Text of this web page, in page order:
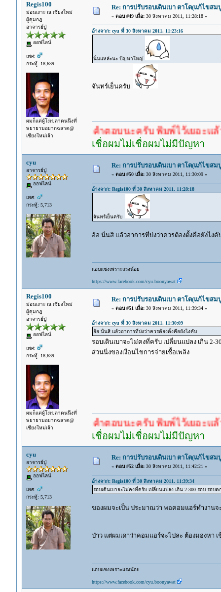
Regis100
ม่อนเงาะ ณ เชียงใหม่
ผู้คุมกฎ
อาจารย์ปู่
ออฟไลน์
เพศ:
กระทู้: 18,639
ผมก็แค่ผู้โง่เขลาคนนึงที่
พยายามอยากฉลาด@
เชียงใหม่เจ้า
Re: การปรับรอบเดินเบา ตาโต(แก้ไขส
« ตอบ #49 เมื่อ:30 สิงหาคม 2011, 11:28:18 »
อ้างจาก: cyu ที่ 30 สิงหาคม 2011, 11:23:16
นั่นแหล่ะนะ ปัญหาใหญ่
จันทร์เย็นครับ
ตอบก่อนรอคำตอบนะครับ พิมพ์ไว้เยอะแล้ว หาอ่าน
เชื่อผมไม่เชื่อผมไม่มีปัญหา
cyu
อาจารย์ปู่
ออฟไลน์
เพศ:
กระทู้: 5,713
Re: การปรับรอบเดินเบา ตาโต(แก้ไขส
« ตอบ #50 เมื่อ:30 สิงหาคม 2011, 11:30:09 »
อ้างจาก: Regis100 ที่ 30 สิงหาคม 2011, 11:28:18
จันทร์เย็นครับ
อ้อ นั่นสิ แล้วอาการที่บ่งว่าควรต้องตั้งคือยังไงคั
แอบแซงเพราะแรงน้อย
https://www.facebook.com/cyu.boonyawat
Regis100
ม่อนเงาะ ณ เชียงใหม่
ผู้คุมกฎ
อาจารย์ปู่
ออฟไลน์
เพศ:
กระทู้: 18,639
ผมก็แค่ผู้โง่เขลาคนนึงที่
พยายามอยากฉลาด@
เชียงใหม่เจ้า
Re: การปรับรอบเดินเบา ตาโต(แก้ไขส
« ตอบ #51 เมื่อ:30 สิงหาคม 2011, 11:39:34 »
อ้างจาก: cyu ที่ 30 สิงหาคม 2011, 11:30:09
อ้อ นั่นสิ แล้วอาการที่บ่งว่าควรต้องตั้งคือยังไงคับ
รอบเดินเบาจะไม่คงที่ครับ เปลี่ยนแปลง เกิน
ส่วนนิ่งของเงื่อนไขการจ่ายเชื้อเพลิง
ตอบก่อนรอคำตอบนะครับ พิมพ์ไว้เยอะแล้ว หาอ่าน
เชื่อผมไม่เชื่อผมไม่มีปัญหา
cyu
อาจารย์ปู่
ออฟไลน์
เพศ:
กระทู้: 5,713
Re: การปรับรอบเดินเบา ตาโต(แก้ไขส
« ตอบ #52 เมื่อ:30 สิงหาคม 2011, 11:42:21 »
อ้างจาก: Regis100 ที่ 30 สิงหาคม 2011, 11:39:34
รอบเดินเบาจะไม่คงที่ครับ เปลี่ยนแปลง เกิน 2-300 รอบ รอ
ของผมจะเป็น ประมาณว่า พอคอมแอร์ทำงาน
ป่าว แต่ผมเดาว่าคอมแอร์จะไปละ ต้องมองหา เ
แอบแซงเพราะแรงน้อย
https://www.facebook.com/cyu.boonyawat